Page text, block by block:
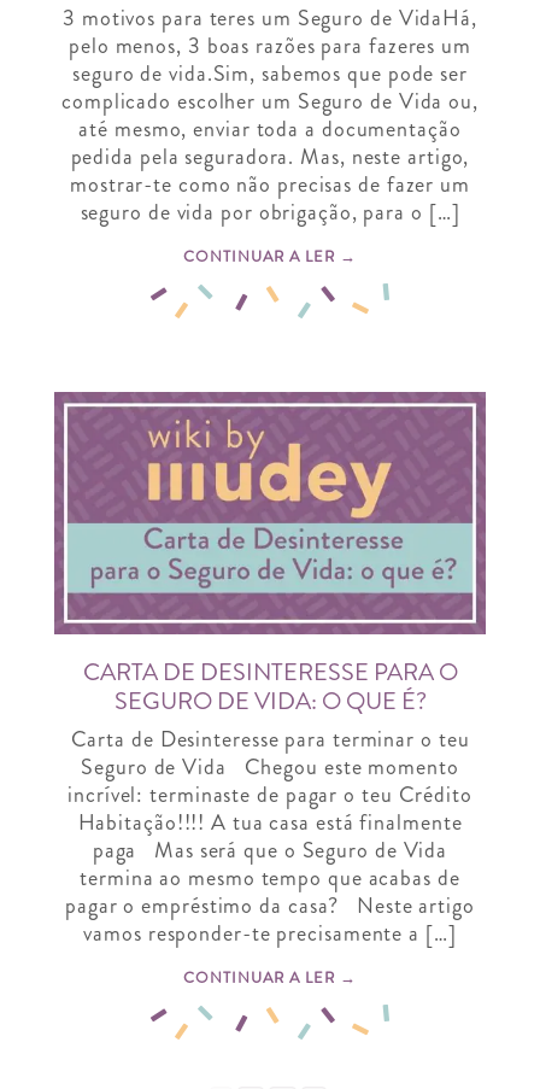
3 motivos para teres um Seguro de VidaHá,
pelo menos, 3 boas razões para fazeres um
seguro de vida.Sim, sabemos que pode ser
complicado escolher um Seguro de Vida ou,
até mesmo, enviar toda a documentação
pedida pela seguradora. Mas, neste artigo,
mostrar-te como não precisas de fazer um
seguro de vida por obrigação, para o […]
CONTINUAR A LER →
CARTA DE DESINTERESSE PARA O
SEGURO DE VIDA: O QUE É?
Carta de Desinteresse para terminar o teu
Seguro de Vida Chegou este momento
incrível: terminaste de pagar o teu Crédito
Habitação!!!! A tua casa está finalmente
paga Mas será que o Seguro de Vida
termina ao mesmo tempo que acabas de
pagar o empréstimo da casa? Neste artigo
vamos responder-te precisamente a […]
CONTINUAR A LER →